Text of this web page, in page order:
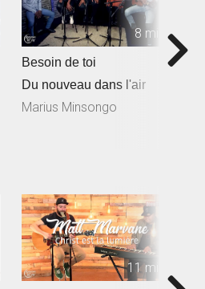
8 min
Besoin de toi
Du nouveau dans l'air
Marius Minsongo
11 min